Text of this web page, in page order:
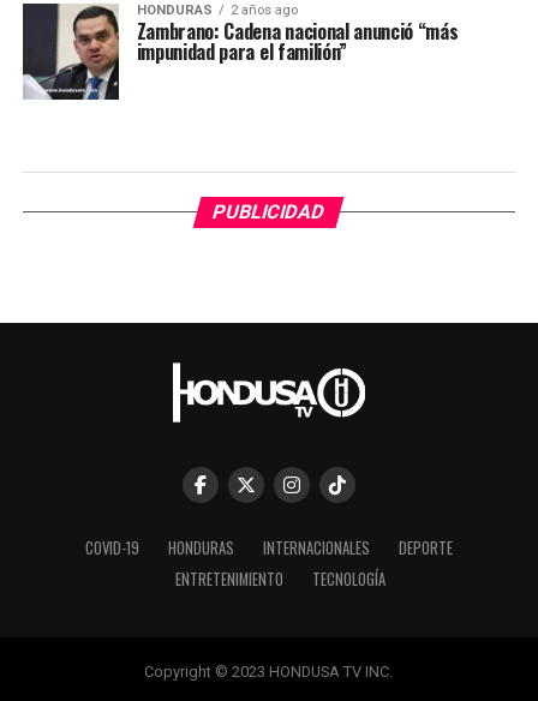
HONDURAS 2 años ago
Zambrano: Cadena nacional anunció “más
impunidad para el familión”
PUBLICIDAD
COVID-19 HONDURAS INTERNACIONALES
DEPORTE
ENTRETENIMIENTO
TECNOLOGÍA
Copyright © 2023 HONDUSA TV INC.